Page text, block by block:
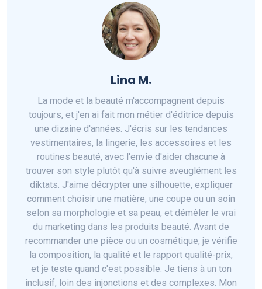
Lina M.
La mode et la beauté m'accompagnent depuis
toujours, et j'en ai fait mon métier d'éditrice depuis
une dizaine d'années. J'écris sur les tendances
vestimentaires, la lingerie, les accessoires et les
routines beauté, avec l'envie d'aider chacune à
trouver son style plutôt qu'à suivre aveuglément les
diktats. J'aime décrypter une silhouette, expliquer
comment choisir une matière, une coupe ou un soin
selon sa morphologie et sa peau, et démêler le vrai
du marketing dans les produits beauté. Avant de
recommander une pièce ou un cosmétique, je vérifie
la composition, la qualité et le rapport qualité-prix,
et je teste quand c'est possible. Je tiens à un ton
inclusif, loin des injonctions et des complexes. Mon